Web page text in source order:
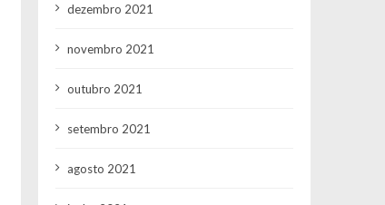
dezembro 2021
novembro 2021
outubro 2021
setembro 2021
agosto 2021